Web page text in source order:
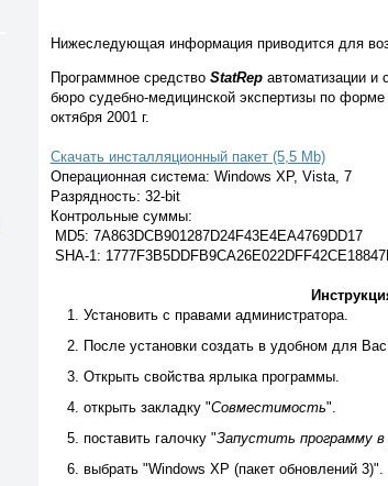
Нижеследующая информация приводится для
Программное средство StatRep автоматизации и
бюро судебно-медицинской экспертизы по
октября 2001 г.
Скачать инсталляционный пакет (5,5 Mb)
Операционная система: Windows XP, Vista, 7
Разрядность: 32-bit
Контрольные суммы:
MD5: 7A863DCB901287D24F43E4EA4769DD17
SHA-1:
Установить с правами администратора.
После установки создать в удобном для
Открыть свойства ярлыка программы.
открыть закладку "Совместимость".
поставить галочку "Запустить программу
выбрать "Windows XP (пакет обновлений 3)".